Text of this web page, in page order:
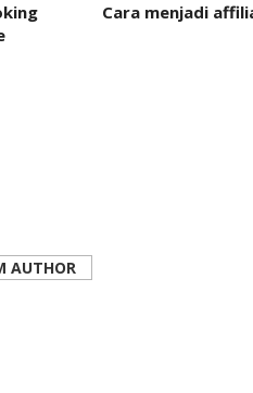
Cara menjadi
AUTHOR